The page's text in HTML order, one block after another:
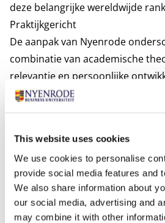
This website uses cookies
We use cookies to personalise
provide social media features and
We also share information about
our social media, advertising and
may combine it with other
deze belangrijke wereldwijde
Praktijkgericht
De aanpak van Nyenrode
combinatie van academische
relevantie en persoonlijke
kunnen deelnemers de
inzichten direct op hun eigen
het gebied van Board &
General Management voor de
ontwikkeling van junior manager
boardroom. Daarnaast biedt
korte courses en masterclasses